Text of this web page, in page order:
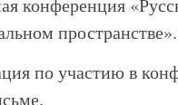
пространстве».
по участию в